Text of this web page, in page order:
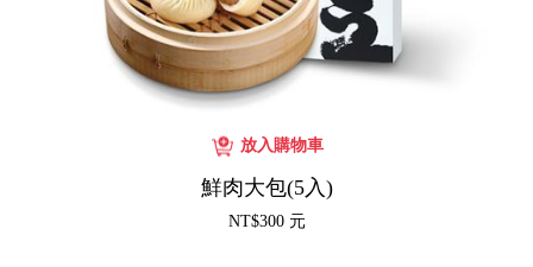
鮮肉大包(5入)
NT$300 元